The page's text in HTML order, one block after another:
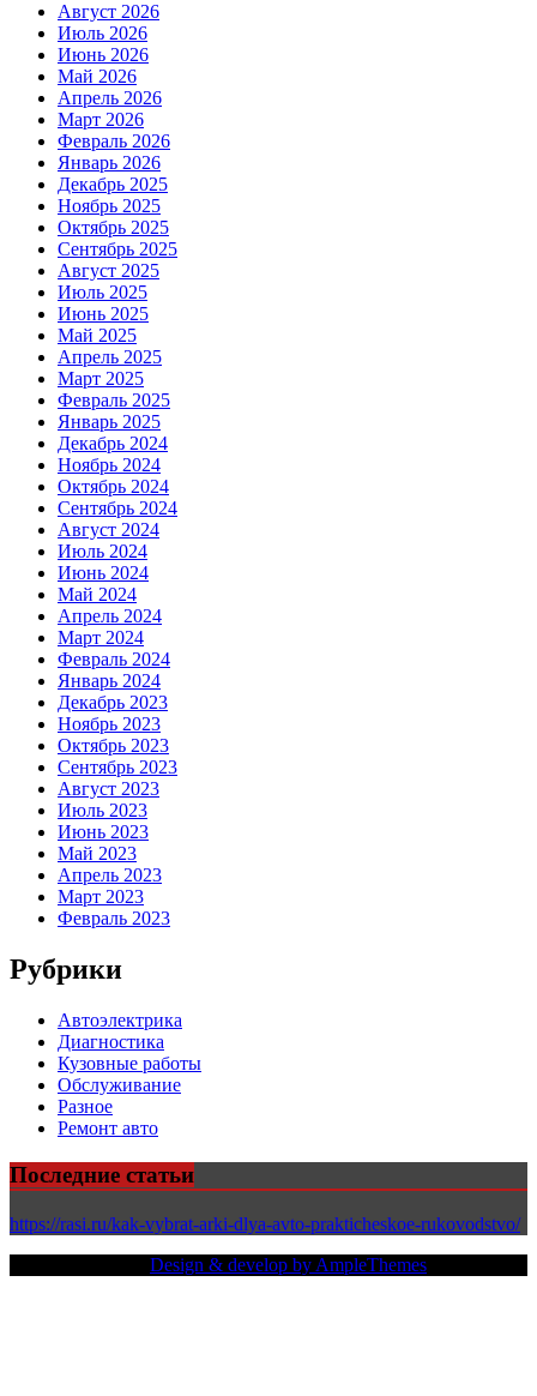
Август 2026
Июль 2026
Июнь 2026
Май 2026
Апрель 2026
Март 2026
Февраль 2026
Январь 2026
Декабрь 2025
Ноябрь 2025
Октябрь 2025
Сентябрь 2025
Август 2025
Июль 2025
Июнь 2025
Май 2025
Апрель 2025
Март 2025
Февраль 2025
Январь 2025
Декабрь 2024
Ноябрь 2024
Октябрь 2024
Сентябрь 2024
Август 2024
Июль 2024
Июнь 2024
Май 2024
Апрель 2024
Март 2024
Февраль 2024
Январь 2024
Декабрь 2023
Ноябрь 2023
Октябрь 2023
Сентябрь 2023
Август 2023
Июль 2023
Июнь 2023
Май 2023
Апрель 2023
Март 2023
Февраль 2023
Рубрики
Автоэлектрика
Диагностика
Кузовные работы
Обслуживание
Разное
Ремонт авто
Последние статьи
https://rasi.ru/kak-vybrat-arki-dlya-avto-prakticheskoe-rukovodstvo/
Design & develop by AmpleThemes